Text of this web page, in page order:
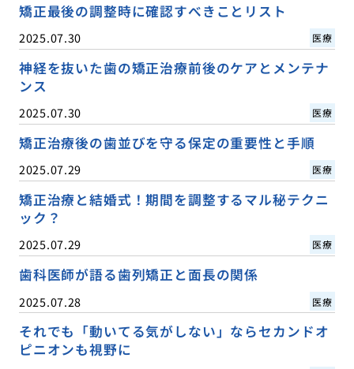
矯正最後の調整時に確認すべきことリスト
2025.07.30 医療
神経を抜いた歯の矯正治療前後のケアとメンテナ
ンス
2025.07.30 医療
矯正治療後の歯並びを守る保定の重要性と手順
2025.07.29 医療
矯正治療と結婚式！期間を調整するマル秘テクニ
ック？
2025.07.29 医療
歯科医師が語る歯列矯正と面長の関係
2025.07.28 医療
それでも「動いてる気がしない」ならセカンドオ
ピニオンも視野に